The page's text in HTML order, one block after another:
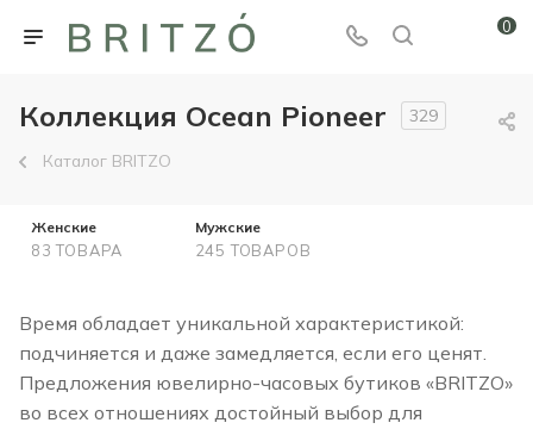
0
Коллекция Ocean Pioneer 329
Каталог BRITZO
Женские
83 ТОВАРА
Мужские
245 ТОВАРОВ
Время обладает уникальной характеристикой:
подчиняется и даже замедляется, если его ценят.
Предложения ювелирно-часовых бутиков «BRITZO»
во всех отношениях достойный выбор для